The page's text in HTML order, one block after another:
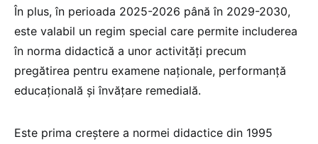
În plus, în perioada 2025-2026 până în 2029-2030,
este valabil un regim special care permite includerea
în norma didactică a unor activități precum
pregătirea pentru examene naționale, performanță
educațională și învățare remedială.
Este prima creștere a normei didactice din 1995